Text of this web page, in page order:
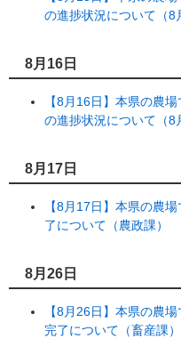
の進捗状況について（8
8月16日
【8月16日】本県の農
の進捗状況について（8
8月17日
【8月17日】本県の農
了について（農政課）
8月26日
【8月26日】本県の農
完了について（畜産課）